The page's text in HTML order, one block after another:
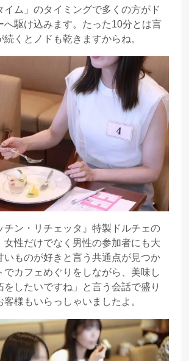
イム」のタイミングで多くの方がド
へ駆け込みます。たった10分とは言
続くとノドも乾きますからね。
チン・リチェッタ』特製ドルチェの
女性だけでなく男性の参加者にも大
いものが好きと言う共通点が見つか
でカフェめぐりをしながら、美味し
をしたいですね」と言う会話で盛り
客様もいらっしゃいましたよ。